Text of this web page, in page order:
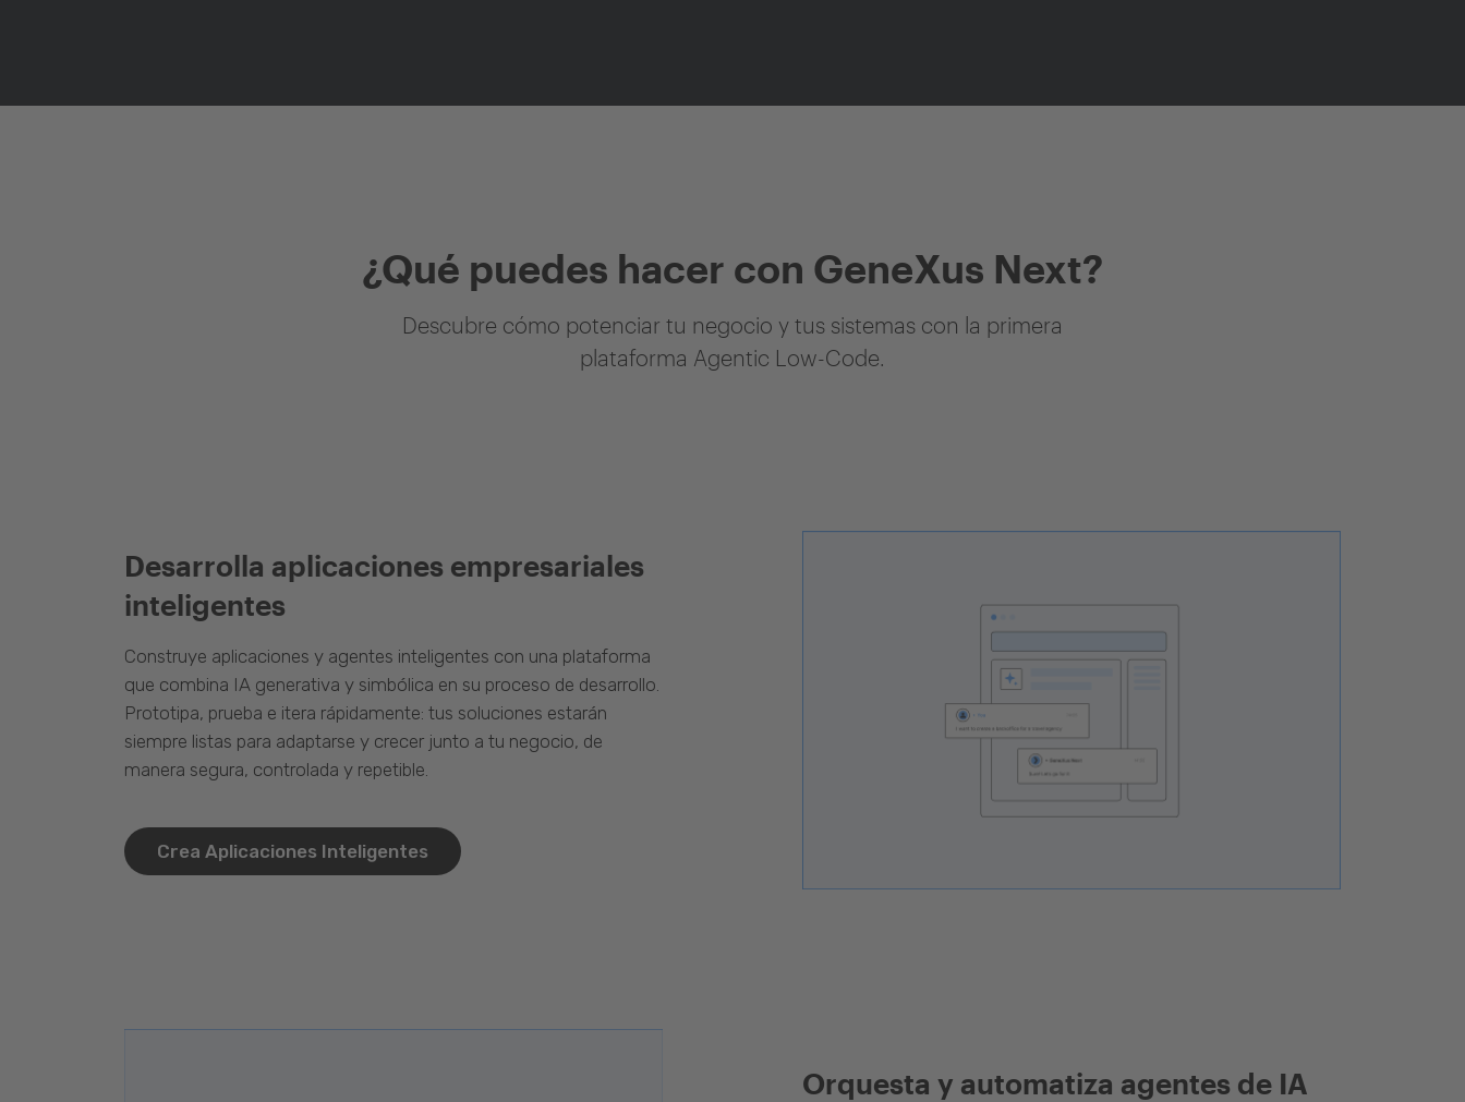
¿Qué puedes hacer con GeneXus Next?
Descubre cómo potenciar tu negocio y tus sistemas con la primera
plataforma Agentic Low-Code.
Desarrolla aplicaciones empresariales
inteligentes
Construye aplicaciones y agentes inteligentes con una plataforma
que combina IA generativa y simbólica en su proceso de desarrollo.
Prototipa, prueba e itera rápidamente: tus soluciones estarán
siempre listas para adaptarse y crecer junto a tu negocio, de
manera segura, controlada y repetible.
Crea Aplicaciones Inteligentes
Orquesta y automatiza agentes de IA